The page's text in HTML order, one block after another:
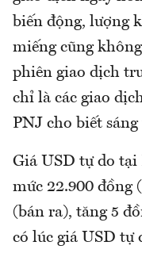
biến động, lượng
miếng cũng
phiên giao dịch
chỉ là các giao
PNJ cho biết sáng
Giá USD tự do tại
mức 22.900 đồng
(bán ra), tăng 5
có lúc giá USD tự